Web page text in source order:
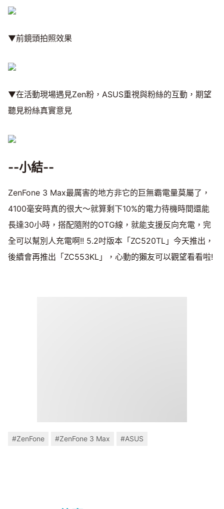
▼前鏡頭拍照效果
▼在活動現場遇見Zen粉，ASUS重視與粉絲的互動，期望
聽見粉絲真實意見
--小結--
ZenFone 3 Max最厲害的地方非它的巨無霸電量莫屬了，
4100毫安時真的很大～就算剩下10%的電力待機時間還能
長達30小時，搭配隨附的OTG線，就能支援反向充電，完
全可以幫別人充電啊!! 5.2吋版本「ZC520TL」今天推出，
後續會再推出「ZC553KL」，心動的獺友可以觀望看看啦!
#ZenFone #ZenFone 3 Max #ASUS